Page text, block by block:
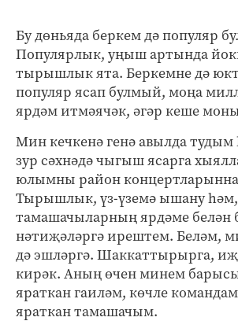
Бу дөньяда беркем дә популяр
Популярлык, уңыш артында
тырышлык ята. Беркемне дә
популяр ясап булмый, моңа
ярдәм итмәячәк, әгәр кеше
Мин кечкенә генә авылда тудым
зур сәхнәдә чыгыш ясарга
юлымны район
Тырышлык, үз-үземә ышану һәм,
тамашачыларның ярдәме белән
нәтиҗәләргә ирештем. Беләм,
дә эшләргә. Шаккаттырырга,
кирәк. Аның өчен минем
яраткан гаиләм, көчле
яраткан тамашачым.